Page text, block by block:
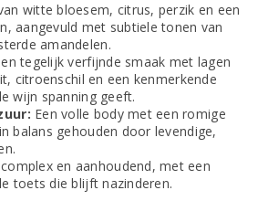
witte bloesem, citrus, perzik en een
aangevuld met subtiele tonen van
amandelen.
tegelijk verfijnde smaak met lagen
citroenschil en een kenmerkende
wijn spanning geeft.
Een volle body met een romige
balans gehouden door levendige,
en aanhoudend, met een
toets die blijft nazinderen.